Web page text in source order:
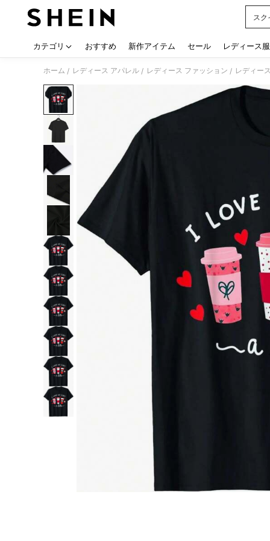
スク
カテゴリ おすすめ 新作アイテム セール レディース服
ホーム / レディース アパレル / レディース ファッション / レディー